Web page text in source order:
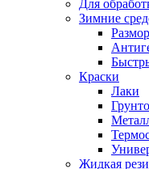
Для
Зимние
Краски
Лаки
Жидкая